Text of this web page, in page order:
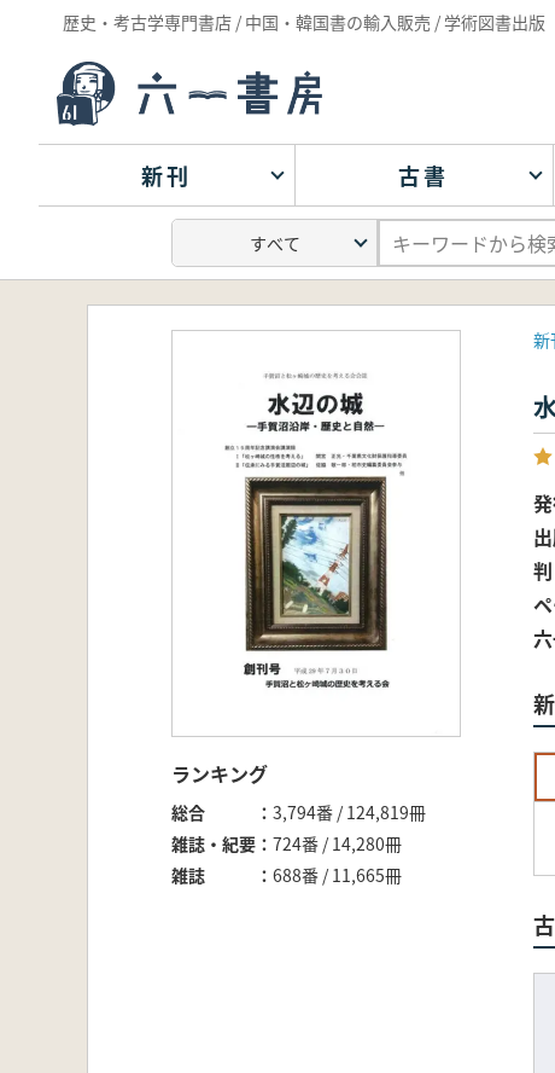
歴史・考古学専門書店 / 中国・韓国書の輸入販売 / 学術図書出版
新刊 古書
ランキング
総合
3,794番 / 124,819冊
雑誌・紀要
724番 / 14,280冊
雑誌
688番 / 11,665冊
新
判